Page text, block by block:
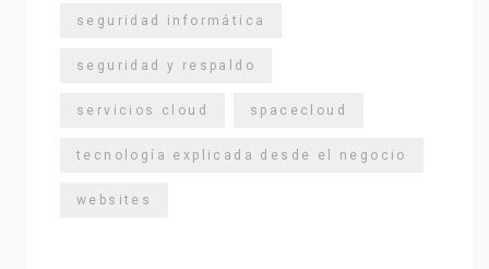
seguridad informática
seguridad y respaldo
servicios cloud spacecloud
tecnología explicada desde el negocio
websites